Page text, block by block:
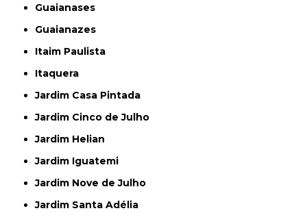
Guaianases
Guaianazes
Itaim Paulista
Itaquera
Jardim Casa Pintada
Jardim Cinco de Julho
Jardim Helian
Jardim Iguatemi
Jardim Nove de Julho
Jardim Santa Adélia